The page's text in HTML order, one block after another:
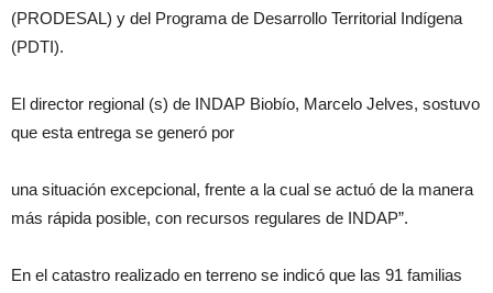
(PRODESAL) y del Programa de Desarrollo Territorial Indígena
(PDTI).
El director regional (s) de INDAP Biobío, Marcelo Jelves, sostuvo
que esta entrega se generó por
una situación excepcional, frente a la cual se actuó de la manera
más rápida posible, con recursos regulares de INDAP”.
En el catastro realizado en terreno se indicó que las 91 familias